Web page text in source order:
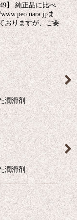
】 純正品に比べ
ま
おりますが、ご要
潤滑剤
潤滑剤